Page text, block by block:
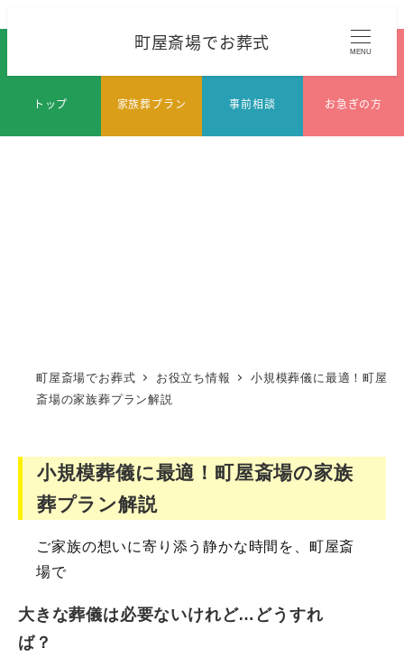
町屋斎場でお葬式 MENU
町屋斎場でお葬式 お役立ち情報
小規模葬儀に最適！町屋
斎場の家族葬プラン解説
トップ 家族葬プラン 事前相談 お急ぎの方
小規模葬儀に最適！町屋斎場の家族
葬プラン解説
ご家族の想いに寄り添う静かな時間を、町屋斎
場で
大きな葬儀は必要ないけれど…どうすれ
ば？